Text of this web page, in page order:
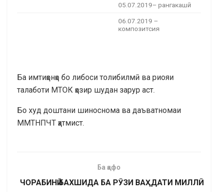
05.07.2019– рангакашӣ
06.07.2019 –
композитсия
Ба имтиҳонҳо бо либоси толибилмӣ ва риояи
талаботи МТОК ҳозир шудан зарур аст.
Бо худ доштани шиноснома ва даъватномаи
ММТНПЧТ ҳатмист.
Ба қафо
ЧОРАБИНӢ БАХШИДА БА РӮЗИ ВАҲДАТИ МИЛЛӢ